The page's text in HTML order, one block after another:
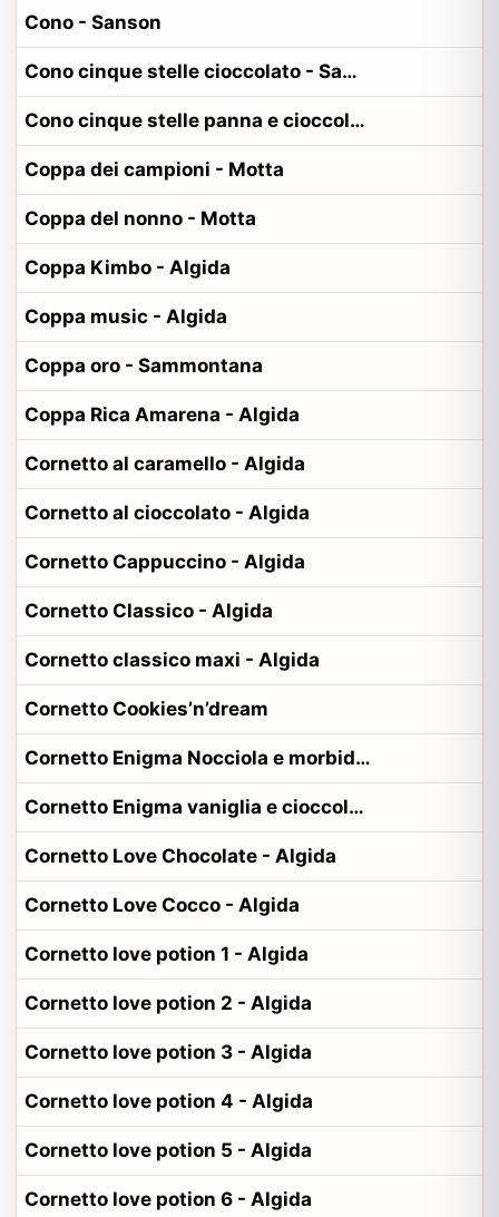
Cono - Sanson
Cono cinque stelle cioccolato - Sammontana
Cono cinque stelle panna e cioccolato - Sammontana
Coppa dei campioni - Motta
Coppa del nonno - Motta
Coppa Kimbo - Algida
Coppa music - Algida
Coppa oro - Sammontana
Coppa Rica Amarena - Algida
Cornetto al caramello - Algida
Cornetto al cioccolato - Algida
Cornetto Cappuccino - Algida
Cornetto Classico - Algida
Cornetto classico maxi - Algida
Cornetto Cookies’n’dream
Cornetto Enigma Nocciola e morbido cuore al cacao e nocciola - Algida
Cornetto Enigma vaniglia e cioccolato - Algida
Cornetto Love Chocolate - Algida
Cornetto Love Cocco - Algida
Cornetto love potion 1 - Algida
Cornetto love potion 2 - Algida
Cornetto love potion 3 - Algida
Cornetto love potion 4 - Algida
Cornetto love potion 5 - Algida
Cornetto love potion 6 - Algida